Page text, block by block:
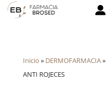
Inicio » DERMOFARMACIA»
ANTI ROJECES